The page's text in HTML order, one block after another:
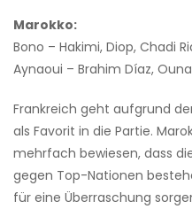
Marokko:
Bono – Hakimi, Diop, Chadi
Aynaoui – Brahim Díaz,
Frankreich geht aufgrund
als Favorit in die Partie.
mehrfach bewiesen, dass
gegen Top-Nationen
für eine Überraschung